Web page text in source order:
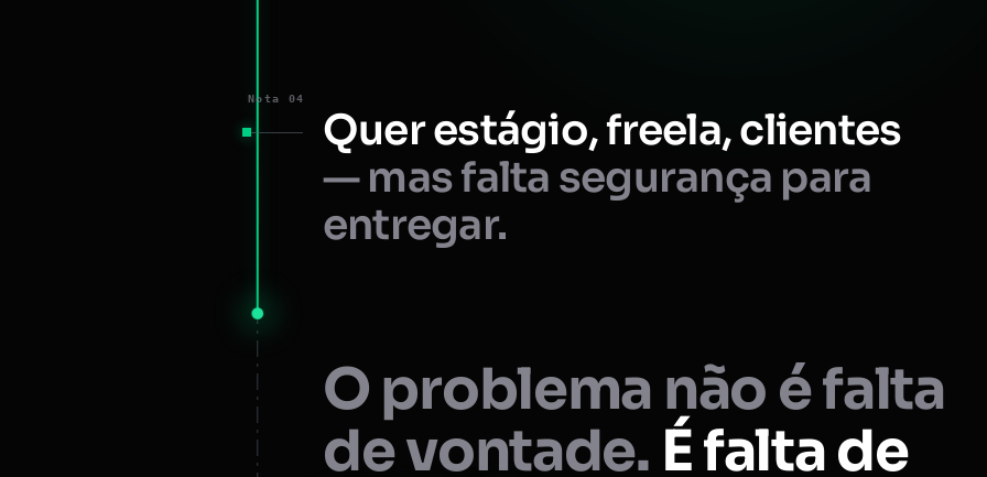
Nota 04
Quer estágio, freela, clientes
— mas falta segurança para
entregar.
O problema não é falta
de vontade. É falta de